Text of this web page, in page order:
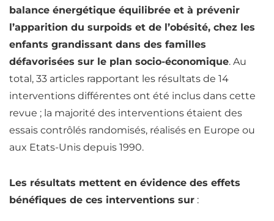
balance énergétique équilibrée et à prévenir
l’apparition du surpoids et de l’obésité, chez les
enfants grandissant dans des familles
défavorisées sur le plan socio-économique. Au
total, 33 articles rapportant les résultats de 14
interventions différentes ont été inclus dans cette
revue ; la majorité des interventions étaient des
essais contrôlés randomisés, réalisés en Europe ou
aux Etats-Unis depuis 1990.
Les résultats mettent en évidence des effets
bénéfiques de ces interventions sur :